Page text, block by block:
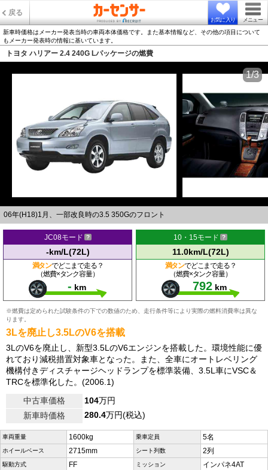
戻る
お気に入り メニュー
新車時価格はメーカー発表当時の車両本体価格です。また基本情報など、その他の項目について
もメーカー発表時の情報に基いています。
トヨタ ハリアー 2.4 240G Lパッケージの燃費
06年(H18)1月、一部改良時の3.5 350Gのフロント
1/3
JC08モード
-km/L(72L)
満タンでどこまで走る？
（燃費×タンク容量）
- km
10・15モード
11.0km/L(72L)
満タンでどこまで走る？
（燃費×タンク容量）
792 km
※燃費は定められた試験条件の下での数値のため、走行条件等により実際の燃料消費率は異な
ります。
3Lを廃止し3.5LのV6を搭載
3LのV6を廃止し、新型3.5LのV6エンジンを搭載した。環境性能に優
れており減税措置対象車となった。また、全車にオートレベリング
機構付きディスチャージヘッドランプを標準装備、3.5L車にVSC＆
TRCを標準化した。(2006.1)
中古車価格
104万円
新車時価格
280.4万円(税込)
車両重量 1600kg 乗車定員 5名
ホイールベース 2715mm シート列数 2列
駆動方式 FF ミッション インパネ4AT